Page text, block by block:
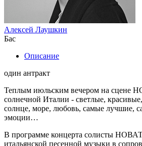
Алексей Лаушкин
Бас
Описание
один антракт
Теплым июльским вечером на сцене
солнечной Италии - светлые,
солнце, море, любовь, самые лучшие,
эмоции…
В программе концерта солисты
итальянской песенной музыки в